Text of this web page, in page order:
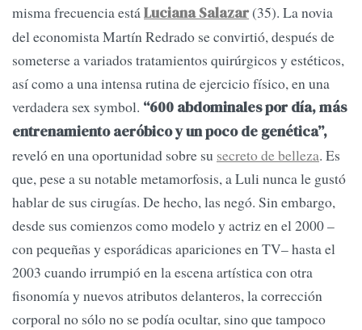
misma frecuencia estáLuciana Salazar(35). La novia
del economista Martín Redrado se convirtió, después de
someterse a variados tratamientos quirúrgicos y estéticos,
así como a una intensa rutina de ejercicio físico, en una
verdadera sex symbol. “600 abdominales por día, más
entrenamiento aeróbico y un poco de genética”,
reveló en una oportunidad sobre su secreto de belleza. Es
que, pese a su notable metamorfosis, a Luli nunca le gustó
hablar de sus cirugías. De hecho, las negó. Sin embargo,
desde sus comienzos como modelo y actriz en el 2000 –
con pequeñas y esporádicas apariciones en TV– hasta el
2003 cuando irrumpió en la escena artística con otra
fisonomía y nuevos atributos delanteros, la corrección
corporal no sólo no se podía ocultar, sino que tampoco